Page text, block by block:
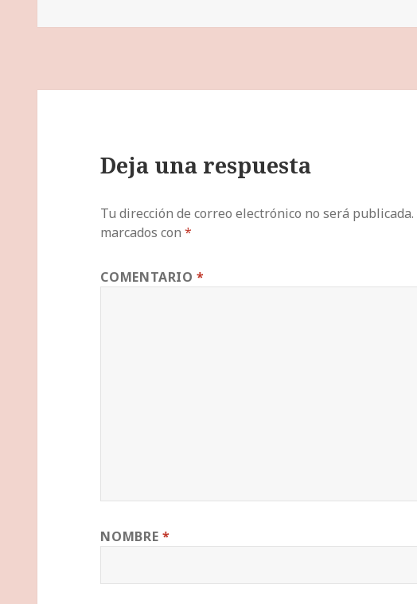
Deja una respuesta
Tu dirección de correo electrónico no será publicada.
marcados con*
COMENTARIO*
NOMBRE *